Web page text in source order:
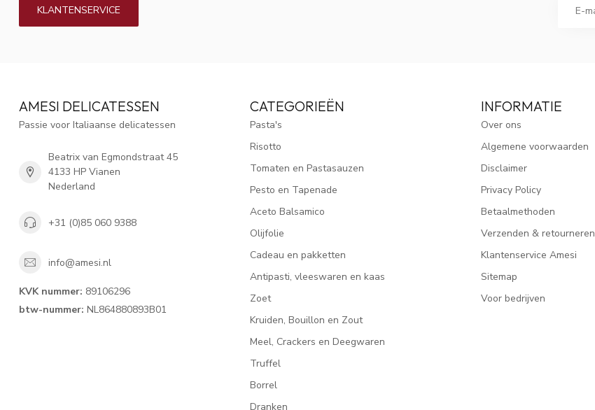
KLANTENSERVICE
AMESI DELICATESSEN
Passie voor Italiaanse delicatessen
Beatrix van Egmondstraat 45
4133 HP Vianen
Nederland
+31 (0)85 060 9388
info@amesi.nl
KVK nummer: 89106296
btw-nummer: NL864880893B01
CATEGORIEËN
Pasta's
Risotto
Tomaten en Pastasauzen
Pesto en Tapenade
Aceto Balsamico
Olijfolie
Cadeau en pakketten
Antipasti, vleeswaren en kaas
Zoet
Kruiden, Bouillon en Zout
Meel, Crackers en Deegwaren
Truffel
Borrel
Dranken
INFORMATIE
Over ons
Algemene voorwaarden
Disclaimer
Privacy Policy
Betaalmethoden
Verzenden & retourneren
Klantenservice Amesi
Sitemap
Voor bedrijven